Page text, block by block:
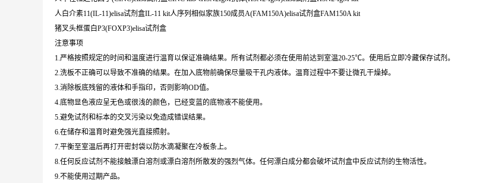
人白介素11(IL-11)elisa试剂盒IL-11 kit人序列相似家族150成员A(FAM150A)elisa试剂盒FAM150A kit
猪叉头框蛋白P3(FOXP3)elisa试剂盒
注意事项
1.严格按照规定的时间和温度进行温育以保证准确结果。所有试剂都必须在使用前达到室温20-25℃。使用后立即冷藏保存试剂。
2.洗板不正确可以导致不准确的结果。在加入底物前确保尽量吸干孔内液体。温育过程中不要让微孔干燥掉。
3.消除板底残留的液体和手指印，否则影响OD值。
4.底物显色液应呈无色或很浅的颜色，已经变蓝的底物液不能使用。
5.避免试剂和标本的交叉污染以免造成错误结果。
6.在储存和温育时避免强光直接照射。
7.平衡至室温后再打开密封袋以防水滴凝聚在冷板条上。
8.任何反应试剂不能接触漂白溶剂或漂白溶剂所散发的强烈气体。任何漂白成分都会破坏试剂盒中反应试剂的生物活性。
9.不能使用过期产品。